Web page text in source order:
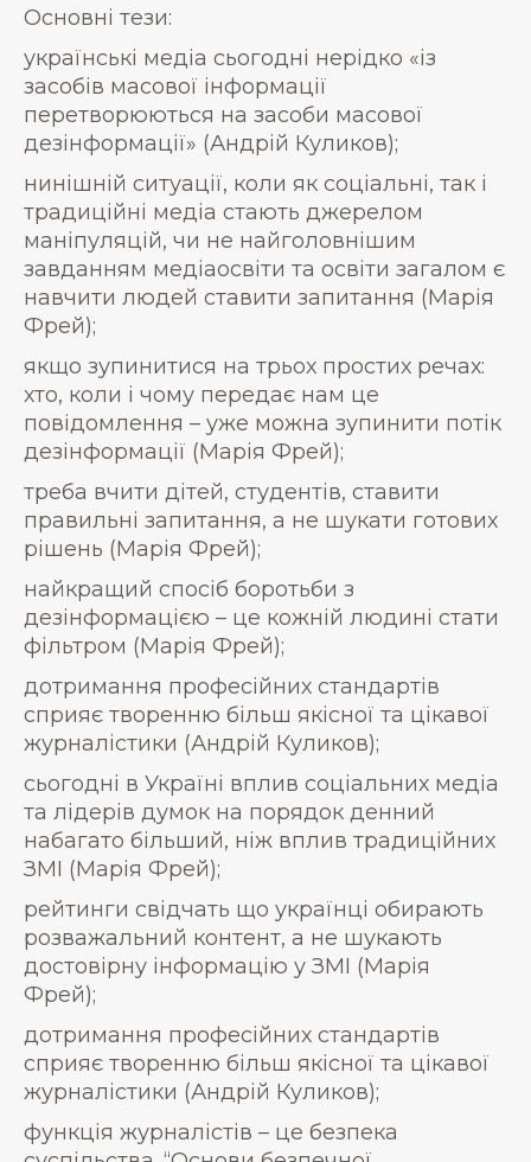
Основні тези:
українські медіа сьогодні нерідко «із
засобів масової інформації
перетворюються на засоби масової
дезінформації» (Андрій Куликов);
нинішній ситуації, коли як соціальні, так і
традиційні медіа стають джерелом
маніпуляцій, чи не найголовнішим
завданням медіаосвіти та освіти загалом є
навчити людей ставити запитання (Марія
Фрей);
якщо зупинитися на трьох простих речах:
хто, коли і чому передає нам це
повідомлення – уже можна зупинити потік
дезінформації (Марія Фрей);
треба вчити дітей, студентів, ставити
правильні запитання, а не шукати готових
рішень (Марія Фрей);
найкращий спосіб боротьби з
дезінформацією – це кожній людині стати
фільтром (Марія Фрей);
дотримання професійних стандартів
сприяє творенню більш якісної та цікавої
журналістики (Андрій Куликов);
сьогодні в Україні вплив соціальних медіа
та лідерів думок на порядок денний
набагато більший, ніж вплив традиційних
ЗМІ (Марія Фрей);
рейтинги свідчать що українці обирають
розважальний контент, а не шукають
достовірну інформацію у ЗМІ (Марія
Фрей);
дотримання професійних стандартів
сприяє творенню більш якісної та цікавої
журналістики (Андрій Куликов);
функція журналістів – це безпека